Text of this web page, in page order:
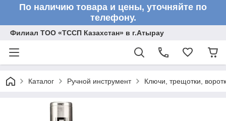
По наличию товара и цены, уточняйте по
телефону.
Филиал ТОО «ТССП Казахстан» в г.Атырау
Каталог Ручной инструмент Ключи, трещотки,